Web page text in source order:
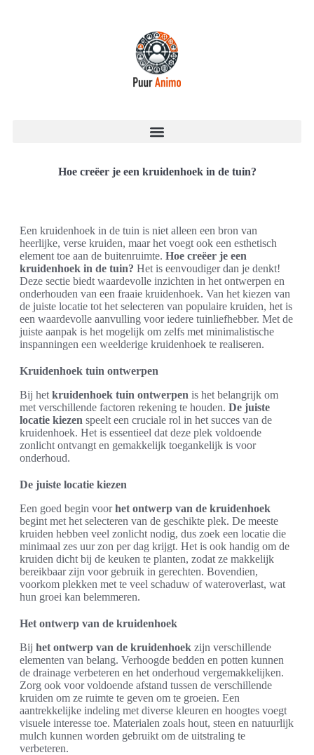
Hoe creëer je een kruidenhoek in de tuin?
Een kruidenhoek in de tuin is niet alleen een bron van
heerlijke, verse kruiden, maar het voegt ook een esthetisch
element toe aan de buitenruimte. Hoe creëer je een
kruidenhoek in de tuin? Het is eenvoudiger dan je denkt!
Deze sectie biedt waardevolle inzichten in het ontwerpen en
onderhouden van een fraaie kruidenhoek. Van het kiezen van
de juiste locatie tot het selecteren van populaire kruiden, het is
een waardevolle aanvulling voor iedere tuinliefhebber. Met de
juiste aanpak is het mogelijk om zelfs met minimalistische
inspanningen een weelderige kruidenhoek te realiseren.
Kruidenhoek tuin ontwerpen
Bij het kruidenhoek tuin ontwerpen is het belangrijk om
met verschillende factoren rekening te houden. De juiste
locatie kiezen speelt een cruciale rol in het succes van de
kruidenhoek. Het is essentieel dat deze plek voldoende
zonlicht ontvangt en gemakkelijk toegankelijk is voor
onderhoud.
De juiste locatie kiezen
Een goed begin voorhet ontwerp van de kruidenhoek
begint met het selecteren van de geschikte plek. De meeste
kruiden hebben veel zonlicht nodig, dus zoek een locatie die
minimaal zes uur zon per dag krijgt. Het is ook handig om de
kruiden dicht bij de keuken te planten, zodat ze makkelijk
bereikbaar zijn voor gebruik in gerechten. Bovendien,
voorkom plekken met te veel schaduw of wateroverlast, wat
hun groei kan belemmeren.
Het ontwerp van de kruidenhoek
Bij het ontwerp van de kruidenhoek zijn verschillende
elementen van belang. Verhoogde bedden en potten kunnen
de drainage verbeteren en het onderhoud vergemakkelijken.
Zorg ook voor voldoende afstand tussen de verschillende
kruiden om ze ruimte te geven om te groeien. Een
aantrekkelijke indeling met diverse kleuren en hoogtes voegt
visuele interesse toe. Materialen zoals hout, steen en natuurlijk
mulch kunnen worden gebruikt om de uitstraling te
verbeteren.